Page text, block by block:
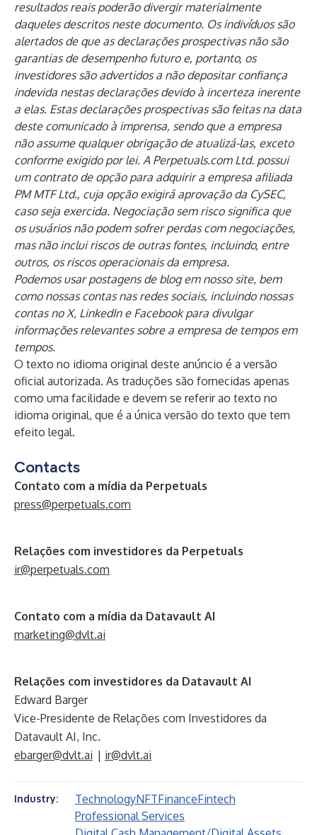
resultados reais poderão divergir materialmente
daqueles descritos neste documento. Os indivíduos são
alertados de que as declarações prospectivas não são
garantias de desempenho futuro e, portanto, os
investidores são advertidos a não depositar confiança
indevida nestas declarações devido à incerteza inerente
a elas. Estas declarações prospectivas são feitas na data
deste comunicado à imprensa, sendo que a empresa
não assume qualquer obrigação de atualizá-las, exceto
conforme exigido por lei. A Perpetuals.com Ltd. possui
um contrato de opção para adquirir a empresa afiliada
PM MTF Ltd., cuja opção exigirá aprovação da CySEC,
caso seja exercida. Negociação sem risco significa que
os usuários não podem sofrer perdas com negociações,
mas não inclui riscos de outras fontes, incluindo, entre
outros, os riscos operacionais da empresa.
Podemos usar postagens de blog em nosso site, bem
como nossas contas nas redes sociais, incluindo nossas
contas noX, LinkedIn e Facebook para divulgar
informações relevantes sobre a empresa de tempos em
tempos.
O texto no idioma original deste anúncio é a versão
oficial autorizada. As traduções são fornecidas apenas
como uma facilidade e devem se referir ao texto no
idioma original, que é a única versão do texto que tem
efeito legal.
Contacts
Contato com a mídia da Perpetuals
press@perpetuals.com
Relações com investidores da Perpetuals
ir@perpetuals.com
Contato com a mídia da Datavault AI
marketing@dvlt.ai
Relações com investidores da Datavault AI
Edward Barger
Vice-Presidente de Relações com Investidores da
Datavault AI, Inc.
ebarger@dvlt.ai | ir@dvlt.ai
Industry: TechnologyNFTFinanceFintech
Professional Services